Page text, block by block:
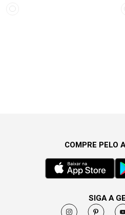
COMPRE PELO
SIGA A